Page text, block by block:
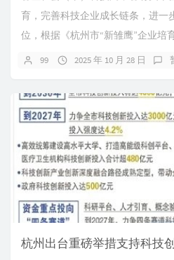
育，完善科技企业成长链条，进一
位，根据《杭州市“新雏鹰”企业培
99 2025 年 10 月 28 日
杭州出台重磅举措支持科技